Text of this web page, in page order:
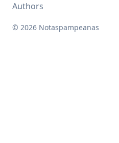
Authors
© 2026 Notaspampeanas